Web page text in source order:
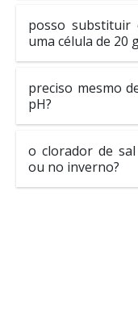
posso
uma célula de 20
preciso mesmo
pH?
o clorador de
ou no inverno?